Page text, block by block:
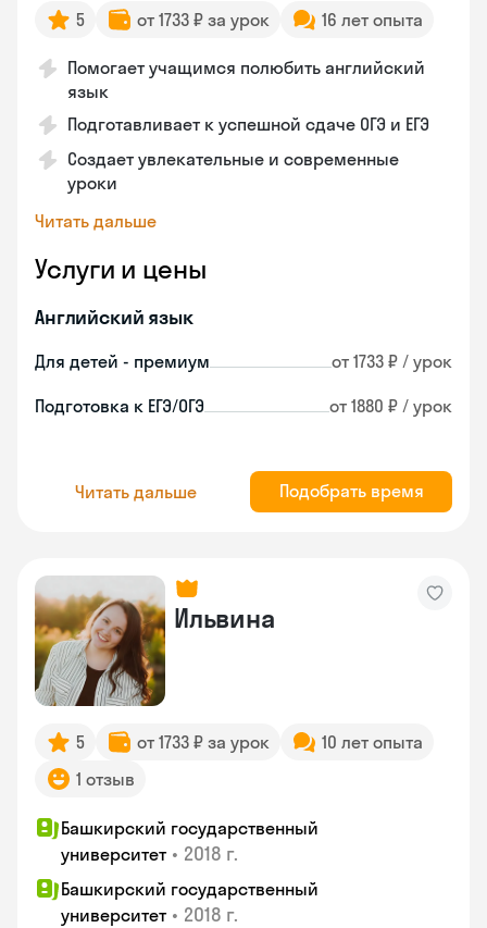
5 от 1733 ₽ за урок 16 лет опыта
Помогает учащимся полюбить английский
язык
Подготавливает к успешной сдаче ОГЭ и ЕГЭ
Создает увлекательные и современные
уроки
Читать дальше
Услуги и цены
Английский язык
Для детей - премиум от 1733 ₽ / урок
Подготовка к ЕГЭ/ОГЭ от 1880 ₽ / урок
Читать дальше Подобрать время
Ильвина
5 от 1733 ₽ за урок
10 лет опыта
1 отзыв
Башкирский государственный
университет • 2018 г.
Башкирский государственный
университет • 2018 г.